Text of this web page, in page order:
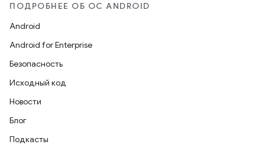
ПОДРОБНЕЕ ОБ ОС ANDROID
Android
Android for Enterprise
Безопасность
Исходный код
Новости
Блог
Подкасты